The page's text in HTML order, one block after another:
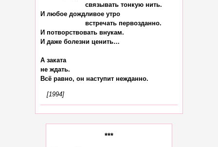
                       связывать тонкую нить.
И любое дождливое утро
                       встречать первозданно.
И потворствовать внукам.
И даже болезни ценить…
А заката
не ждать.
[1994]
***